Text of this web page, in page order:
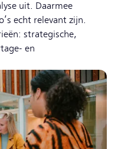
uit. Daarmee
echt relevant zijn.
strategische,
en